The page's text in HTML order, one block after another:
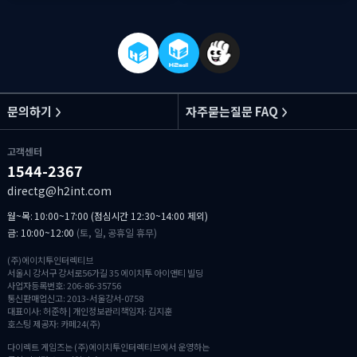
문의하기 자주묻는질문 FAQ
고객센터
1544-2367
directg@h2int.com
월~목: 10:00~17:00 (점심시간 12:30~14:00 제외)
금: 10:00~12:00 (토, 일, 공휴일 휴무)
(주)에이치투인터렉티브
서울시 강서구 강서로56가길 35 에이치투 아이앤티 빌딩
사업자등록번호: 206-86-35756
통신판매업신고: 2013-서울강서-0758
대표이사: 허준하 | 개인정보관리책임자: 김지훈
호스팅 제공자: 카페24(주)
다이렉트 게임즈는 (주)에이치투인터렉티브에서 운영하는